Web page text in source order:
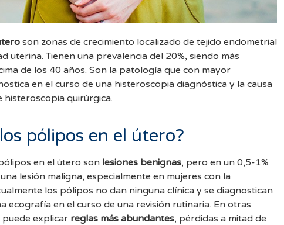
son zonas de crecimiento localizado de tejido endometrial
uterina. Tienen una prevalencia del 20%, siendo más
de los 40 años. Son la patología que con mayor
en el curso de una histeroscopia diagnóstica y la causa
histeroscopia quirúrgica.
pólipos en el útero?
en el útero son lesiones benignas, pero en un 0,5-1%
lesión maligna, especialmente en mujeres con la
en el curso de una revisión rutinaria. En otras
puede explicar reglas más abundantes, pérdidas a mitad de